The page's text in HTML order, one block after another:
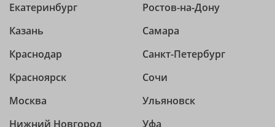
Екатеринбург
Казань
Краснодар
Красноярск
Москва
Нижний Новгород
Ростов-на-Дону
Самара
Санкт-Петербург
Сочи
Ульяновск
Уфа